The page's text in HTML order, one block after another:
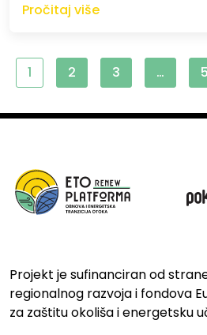
Pročitaj više
1 2 3 …
Projekt je sufinanciran od
regionalnog razvoja i fondova
za zaštitu okoliša i energetsku